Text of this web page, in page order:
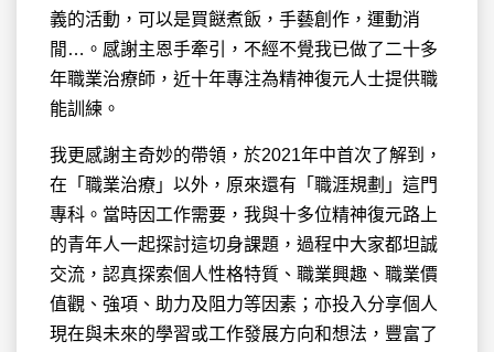
義的活動，可以是買餸煮飯，手藝創作，運動消
閒…。感謝主恩手牽引，不經不覺我已做了二十多
年職業治療師，近十年專注為精神復元人士提供職
能訓練。
我更感謝主奇妙的帶領，於2021年中首次了解到，
在「職業治療」以外，原來還有「職涯規劃」這門
專科。當時因工作需要，我與十多位精神復元路上
的青年人一起探討這切身課題，過程中大家都坦誠
交流，認真探索個人性格特質、職業興趣、職業價
值觀、強項、助力及阻力等因素；亦投入分享個人
現在與未來的學習或工作發展方向和想法，豐富了